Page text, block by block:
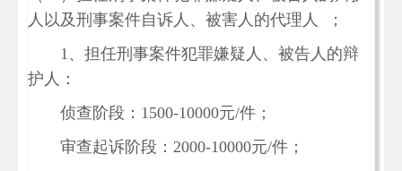
人以及刑事案件自诉人、被害人的代理人 ；
1、担任刑事案件犯罪嫌疑人、被告人的辩
护人：
侦查阶段：1500-10000元/件；
审查起诉阶段：2000-10000元/件；